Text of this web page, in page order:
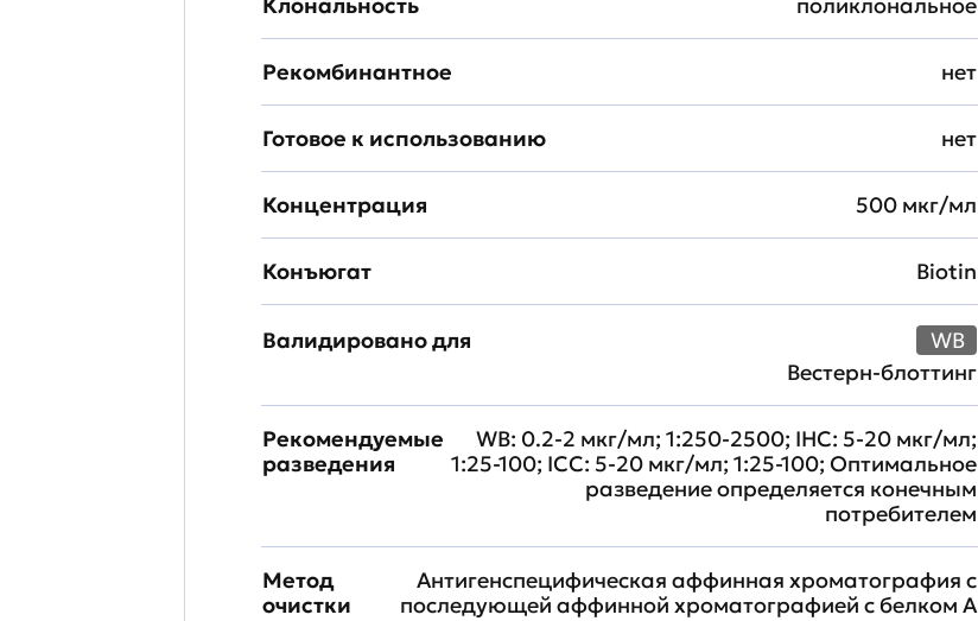
Клональность поликлональное
Рекомбинантное нет
Готовое к использованию нет
Концентрация 500 мкг/мл
Конъюгат Biotin
Валидировано для
WB
Вестерн-блоттинг
Рекомендуемые
разведения
WB: 0.2-2 мкг/мл; 1:250-2500; IHC: 5-20 мкг/мл;
1:25-100; ICC: 5-20 мкг/мл; 1:25-100; Оптимальное
разведение определяется конечным
потребителем
Метод
очистки
Антигенспецифическая аффинная хроматография с
последующей аффинной хроматографией с белком А